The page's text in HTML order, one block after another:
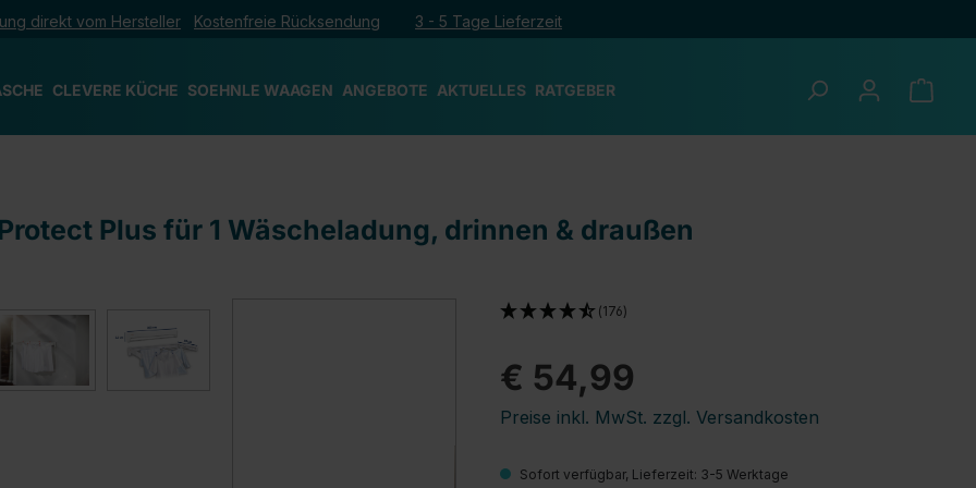
direkt vom Hersteller Kostenfreie Rücksendung 3 - 5 Tage Lieferzeit
CLEVERE KÜCHE SOEHNLE WAAGEN ANGEBOTE AKTUELLES RATGEBER
Plus für 1 Wäscheladung, drinnen & draußen
€ 54,99
Preise inkl. MwSt. zzgl. Versandkosten
(176)
Sofort verfügbar, Lieferzeit: 3-5 Werktage